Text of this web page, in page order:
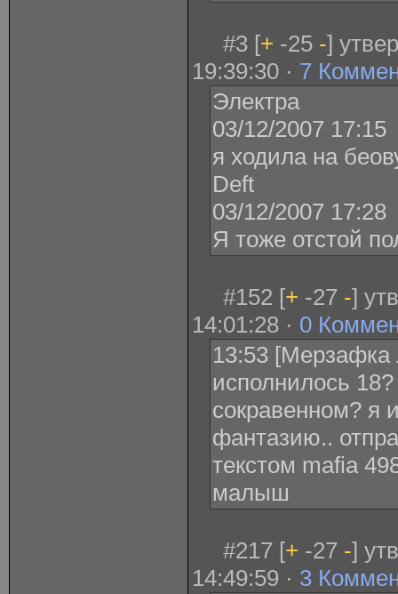
#3 [+ -25 -]
19:39:30 · 7
Электра
03/12/2007 17:15
я ходила на
Deft
03/12/2007 17:28
Я тоже отстой
#152 [+ -27 -]
14:01:28 · 0
13:53 [Мерзафка
исполнилось
сокравенном?
фантазию..
текстом mafia
малыш
#217 [+ -27 -]
14:49:59 · 3